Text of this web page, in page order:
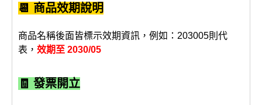
📆 商品效期說明
商品名稱後面皆標示效期資訊，例如：203005則代
表， 效期至 2030/05
🧾 發票開立